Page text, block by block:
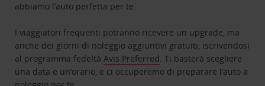
abbiamo l’auto perfetta per te.
I viaggiatori frequenti potranno ricevere un upgrade, ma
anche dei giorni di noleggio aggiuntivi gratuiti, iscrivendosi
al programma fedeltàAvis Preferred. Ti basterà scegliere
una data e un’orario, e ci occuperemo di preparare l’auto a